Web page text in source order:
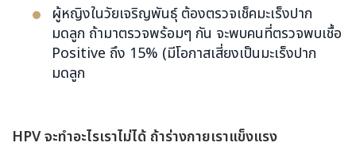
ผู้หญิงในวัยเจริญพันธุ์ ต้องตรวจเช็คมะเร็งปาก
มดลูก ถ้ามาตรวจพร้อมๆ กัน จะพบคนที่ตรวจพบเชื้อ
Positive ถึง 15% (มีโอกาสเสี่ยงเป็นมะเร็งปาก
มดลูก
HPVจะทำอะไรเราไม่ได้ ถ้าร่างกายเราแข็งแรง